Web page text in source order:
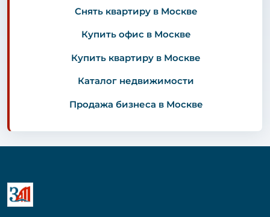
Снять квартиру в Москве
Купить офис в Москве
Купить квартиру в Москве
Каталог недвижимости
Продажа бизнеса в Москве